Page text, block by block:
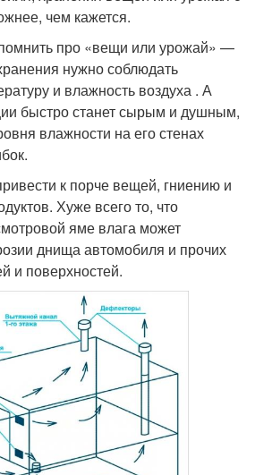
чем кажется.
про «вещи или урожай» —
нужно соблюдать
и влажность воздуха . А
быстро станет сырым и душным,
влажности на его стенах
к порче вещей, гниению и
Хуже всего то, что
яме влага может
днища автомобиля и прочих
и поверхностей.